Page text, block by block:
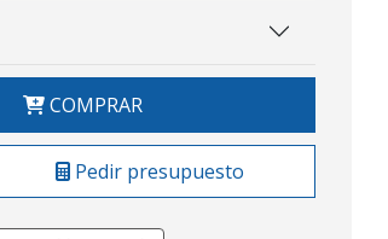
COMPRAR
Pedir presupuesto